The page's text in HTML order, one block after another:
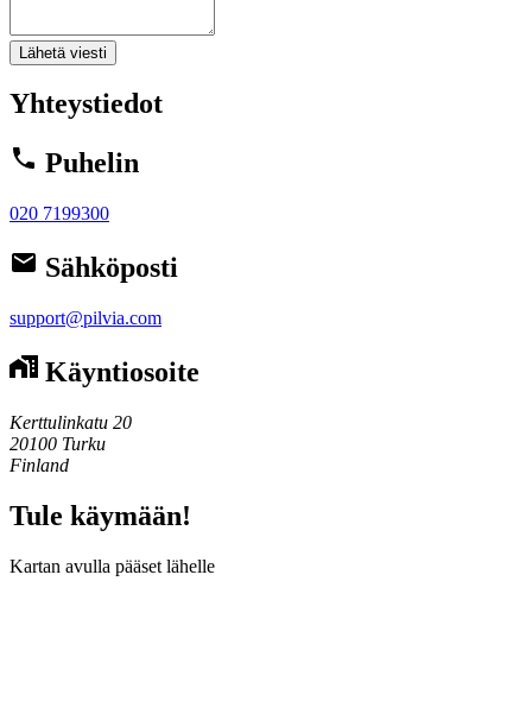
Lähetä viesti
Yhteystiedot
Puhelin
020 7199300
Sähköposti
support@pilvia.com
Käyntiosoite
Kerttulinkatu 20
20100 Turku
Finland
Tule käymään!
Kartan avulla pääset lähelle